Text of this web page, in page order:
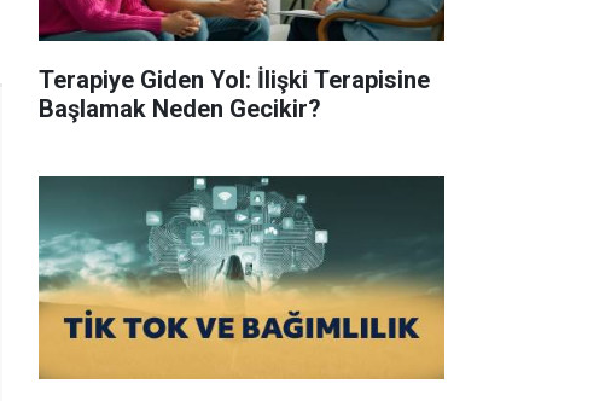
Terapiye Giden Yol: İlişki Terapisine
Başlamak Neden Gecikir?